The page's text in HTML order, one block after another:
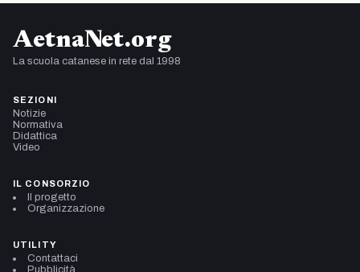
AetnaNet.org
La scuola catanese in rete dal 1998
SEZIONI
Notizie
Normativa
Didattica
Video
IL CONSORZIO
Il progetto
Organizzazione
UTILITY
Contattaci
Pubblicità